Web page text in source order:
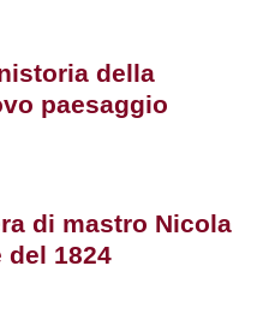
della
paesaggio
di mastro Nicola
1824